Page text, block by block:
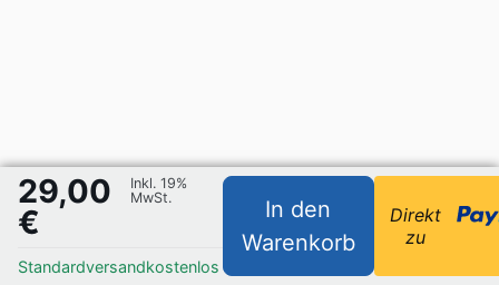
29,00
€
Inkl. 19%
MwSt.
Standardversandkostenlos
In den
Warenkorb
Direkt
zu